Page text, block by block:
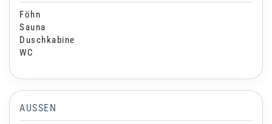
Föhn
Sauna
Duschkabine
WC
AUSSEN